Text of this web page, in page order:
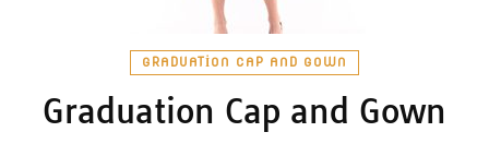
GRADUATION CAP AND GOWN
Graduation Cap and Gown